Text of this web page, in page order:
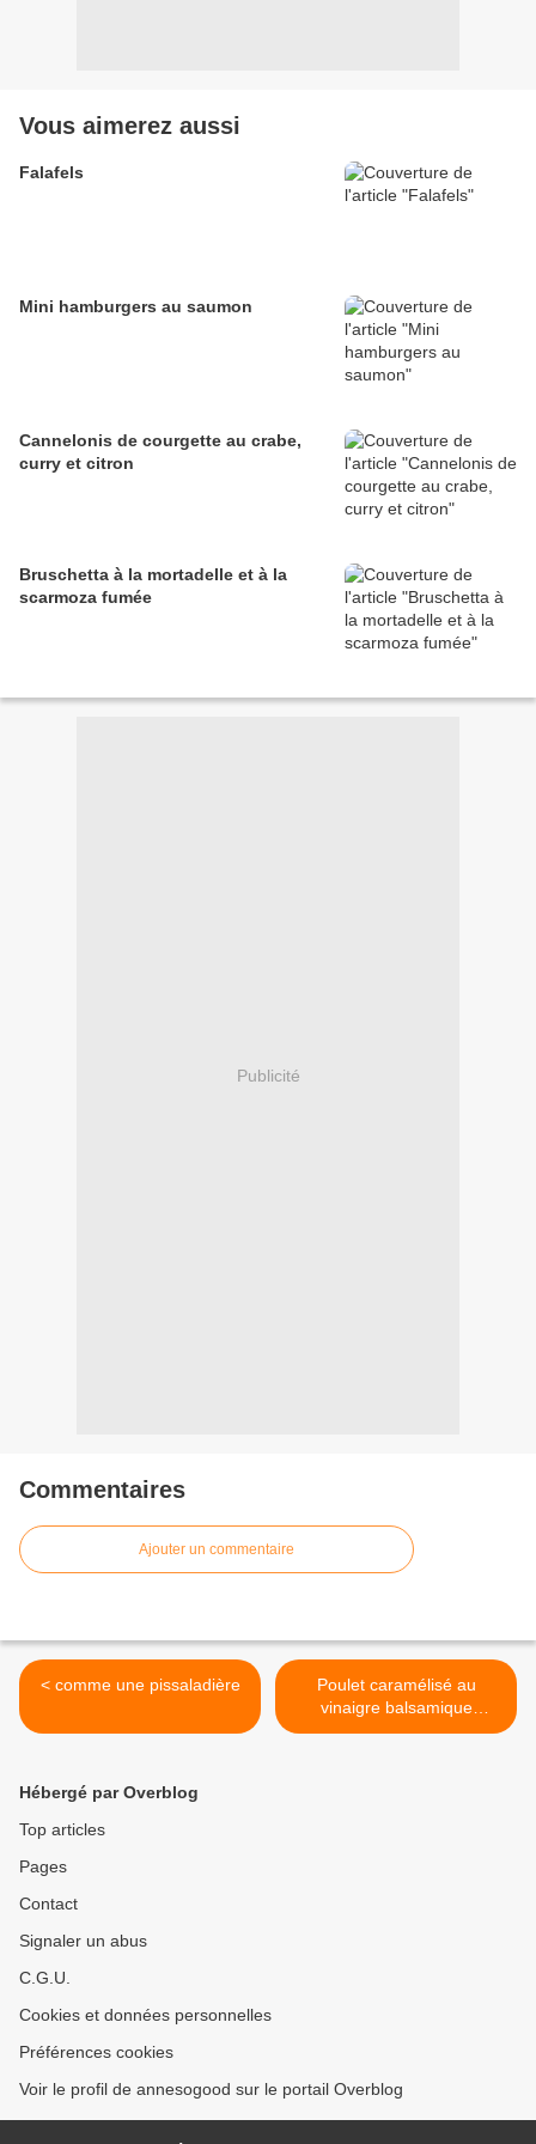
Vous aimerez aussi
Falafels
Mini hamburgers au saumon
Cannelonis de courgette au crabe,
curry et citron
Bruschetta à la mortadelle et à la
scarmoza fumée
Publicité
Commentaires
Ajouter un commentaire
< comme une pissaladière
Poulet caramélisé au
vinaigre balsamique
(rapide) >
Hébergé par Overblog
Top articles
Pages
Contact
Signaler un abus
C.G.U.
Cookies et données personnelles
Préférences cookies
Voir le profil de annesogood sur le portail Overblog